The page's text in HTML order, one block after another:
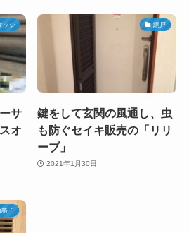
ッシ
サ
オ
網戸
鍵をして玄関の風通し、虫
も防ぐセイキ販売の「リリ
ーブ」
2021年1月30日
格子